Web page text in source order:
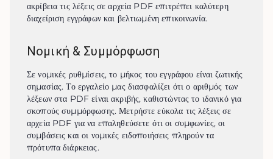
ακρίβεια τις λέξεις σε αρχεία PDF επιτρέπει καλύτερη
διαχείριση εγγράφων και βελτιωμένη επικοινωνία.
Νομική & Συμμόρφωση
Σε νομικές ρυθμίσεις, το μήκος του εγγράφου είναι ζωτικής
σημασίας. Το εργαλείο μας διασφαλίζει ότι ο αριθμός των
λέξεων στα PDF είναι ακριβής, καθιστώντας το ιδανικό για
σκοπούς συμμόρφωσης. Μετρήστε εύκολα τις λέξεις σε
αρχεία PDF για να επαληθεύσετε ότι οι συμφωνίες, οι
συμβάσεις και οι νομικές ειδοποιήσεις πληρούν τα
πρότυπα διάρκειας.